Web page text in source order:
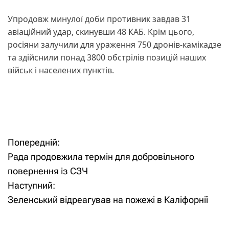
Упродовж минулої доби противник завдав 31
авіаційний удар, скинувши 48 КАБ. Крім цього,
росіяни залучили для ураження 750 дронів-камікадзе
та здійснили понад 3800 обстрілів позицій наших
військ і населених пунктів.
Н
а
в
Попередній:
Рада продовжила термін для добровільного
повернення із СЗЧ
Наступний:
Зеленський відреагував на пожежі в Каліфорнії